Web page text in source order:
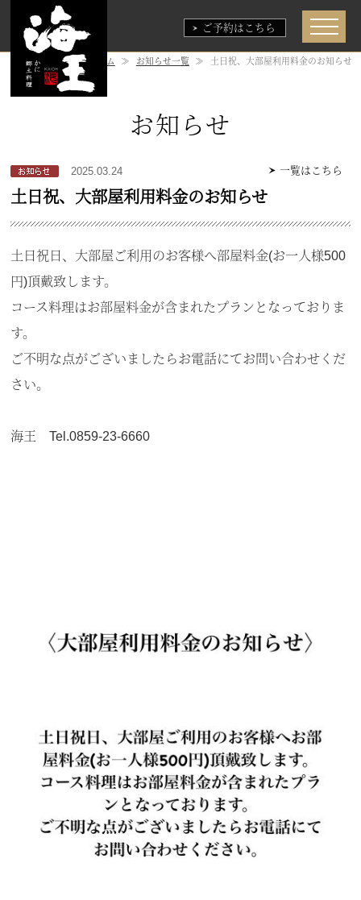
ご予約はこちら
ホーム ≫ お知らせ一覧 ≫ 土日祝、大部屋利用料金のお知らせ
お知らせ
2025.03.24 一覧はこちら
土日祝、大部屋利用料金のお知らせ
土日祝日、大部屋ご利用のお客様へ部屋料金(お一人様500
円)頂戴致します。
コース料理はお部屋料金が含まれたプランとなっておりま
す。
ご不明な点がございましたらお電話にてお問い合わせくだ
さい。
海王 Tel.0859-23-6660